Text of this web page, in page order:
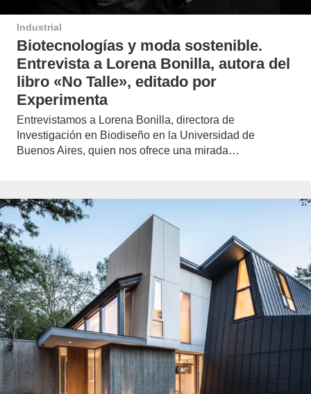
Industrial
Biotecnologías y moda sostenible.
Entrevista a Lorena Bonilla, autora del
libro «No Talle», editado por
Experimenta
Entrevistamos a Lorena Bonilla, directora de
Investigación en Biodiseño en la Universidad de
Buenos Aires, quien nos ofrece una mirada…